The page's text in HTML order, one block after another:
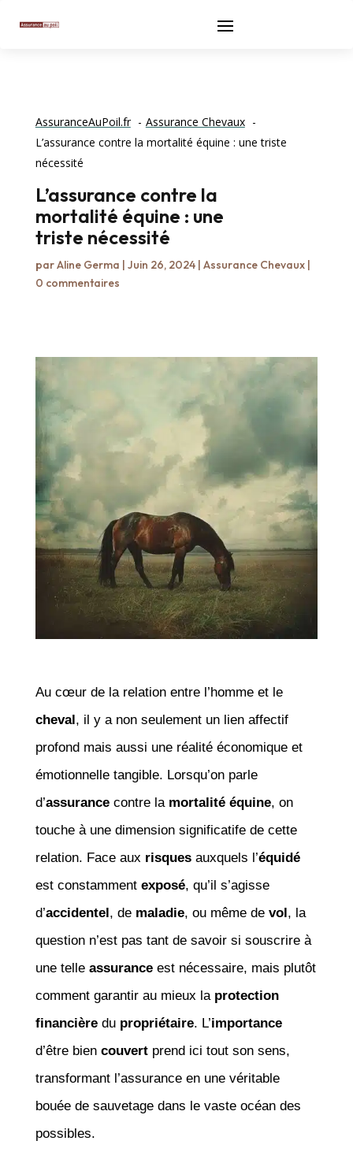
AssuranceAuPoil.fr
Assurance Chevaux
L’assurance contre la mortalité équine : une triste
nécessité
L’assurance contre la
mortalité équine : une
triste nécessité
parAline Germa | Juin 26, 2024| Assurance Chevaux|
0 commentaires
Au cœur de la relation entre l’homme et le
cheval , il y a non seulement un lien affectif
profond mais aussi une réalité économique et
émotionnelle tangible. Lorsqu’on parle
d’assurancecontre la mortalité équine, on
touche à une dimension significatife de cette
relation. Face aux risquesauxquels l’équidé
est constamment exposé, qu’il s’agisse
d’accidentel , de maladie, ou même de vol , la
question n’est pas tant de savoir si souscrire à
une telle assuranceest nécessaire, mais plutôt
comment garantir au mieux la protection
financièredu propriétaire. L’importance
d’être bien couvertprend ici tout son sens,
transformant l’assurance en une véritable
bouée de sauvetage dans le vaste océan des
possibles.